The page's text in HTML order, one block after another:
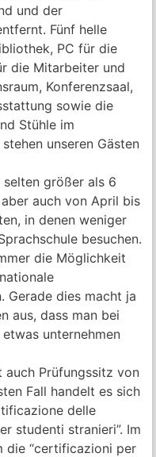
und der
Fünf helle
PC für die
die Mitarbeiter und
Konferenzsaal,
sowie die
Stühle im
unseren Gästen
größer als 6
auch von April bis
in denen weniger
besuchen.
die Möglichkeit
Gerade dies macht ja
aus, dass man bei
unternehmen
auch Prüfungssitz von
Fall handelt es sich
delle
studenti stranieri”. Im
die “certificazioni per